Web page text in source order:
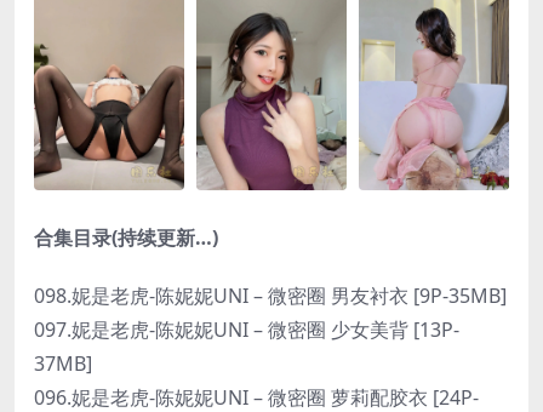
合集目录(持续更新…)
098.妮是老虎-陈妮妮UNI – 微密圈 男友衬衣 [9P-35MB]
097.妮是老虎-陈妮妮UNI – 微密圈 少女美背 [13P-
37MB]
096.妮是老虎-陈妮妮UNI – 微密圈 萝莉配胶衣 [24P-